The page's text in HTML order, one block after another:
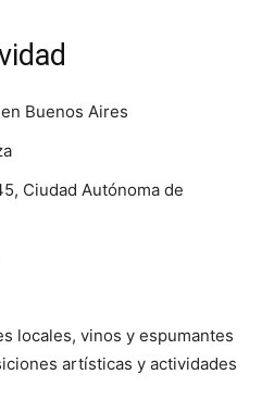
Buenos Aires
Ciudad Autónoma de
locales, vinos y espumantes
artísticas y actividades